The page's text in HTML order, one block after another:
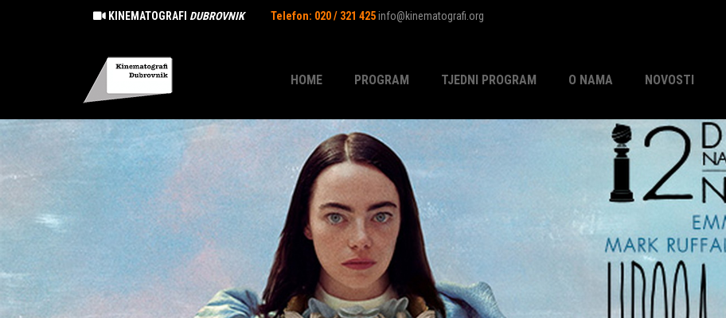
KINEMATOGRAFI DUBROVNIK Telefon: 020 / 321 425info@kinematografi.org
HOME PROGRAM TJEDNI PROGRAM O NAMA NOVOSTI